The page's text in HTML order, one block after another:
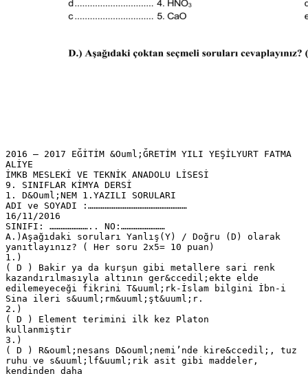
2016 – 2017 EĞİTİM &Ouml;ĞRETİM YILI YEŞİLYURT FATMA
ALİYE
İMKB MESLEKİ VE TEKNİK ANADOLU LİSESİ
9. SINIFLAR KİMYA DERSİ
1. D&Ouml;NEM 1.YAZILI SORULARI
ADI ve SOYADI :………………………………………………
16/11/2016
SINIFI: ………………….. NO:……………………
A.)Aşağıdaki soruları Yanlış(Y) / Doğru (D) olarak
yanıtlayınız? ( Her soru 2x5= 10 puan)
1.)
( D ) Bakir ya da kurşun gibi metallere sari renk
kazandırılmasıyla altının ger&ccedil;ekte elde
edilemeyeceği fikrini T&uuml;rk-İslam bilgini İbn-i
Sina ileri s&uuml;rm&uuml;şt&uuml;r.
2.)
( D ) Element terimini ilk kez Platon
kullanmiştir
3.)
( D ) R&ouml;nesans D&ouml;nemi’nde kire&ccedil;, tuz
ruhu ve s&uuml;lf&uuml;rik asit gibi maddeler,
kendinden daha